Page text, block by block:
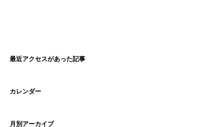
最近アクセスがあった記事
カレンダー
月別アーカイブ